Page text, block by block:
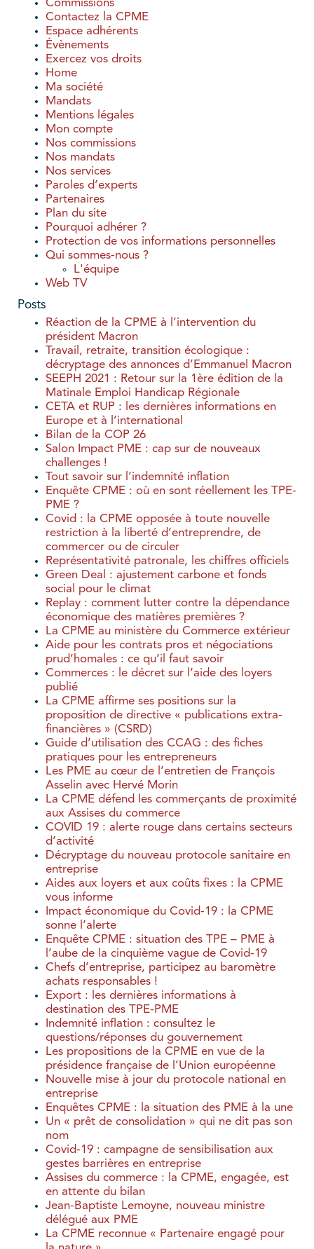
Commissions
Contactez la CPME
Espace adhérents
Évènements
Exercez vos droits
Home
Ma société
Mandats
Mentions légales
Mon compte
Nos commissions
Nos mandats
Nos services
Paroles d’experts
Partenaires
Plan du site
Pourquoi adhérer ?
Protection de vos informations personnelles
Qui sommes-nous ?
L'équipe
Web TV
Posts
Réaction de la CPME à l’intervention du
président Macron
Travail, retraite, transition écologique :
décryptage des annonces d’Emmanuel Macron
SEEPH 2021 : Retour sur la 1ère édition de la
Matinale Emploi Handicap Régionale
CETA et RUP : les dernières informations en
Europe et à l’international
Bilan de la COP 26
Salon Impact PME : cap sur de nouveaux
challenges !
Tout savoir sur l’indemnité inflation
Enquête CPME : où en sont réellement les TPE-
PME ?
Covid : la CPME opposée à toute nouvelle
restriction à la liberté d’entreprendre, de
commercer ou de circuler
Représentativité patronale, les chiffres officiels
Green Deal : ajustement carbone et fonds
social pour le climat
Replay : comment lutter contre la dépendance
économique des matières premières ?
La CPME au ministère du Commerce extérieur
Aide pour les contrats pros et négociations
prud’homales : ce qu’il faut savoir
Commerces : le décret sur l’aide des loyers
publié
La CPME affirme ses positions sur la
proposition de directive « publications extra-
financières » (CSRD)
Guide d’utilisation des CCAG : des fiches
pratiques pour les entrepreneurs
Les PME au cœur de l’entretien de François
Asselin avec Hervé Morin
La CPME défend les commerçants de proximité
aux Assises du commerce
COVID 19 : alerte rouge dans certains secteurs
d’activité
Décryptage du nouveau protocole sanitaire en
entreprise
Aides aux loyers et aux coûts fixes : la CPME
vous informe
Impact économique du Covid-19 : la CPME
sonne l’alerte
Enquête CPME : situation des TPE – PME à
l’aube de la cinquième vague de Covid-19
Chefs d’entreprise, participez au baromètre
achats responsables !
Export : les dernières informations à
destination des TPE-PME
Indemnité inflation : consultez le
questions/réponses du gouvernement
Les propositions de la CPME en vue de la
présidence française de l’Union européenne
Nouvelle mise à jour du protocole national en
entreprise
Enquêtes CPME : la situation des PME à la une
Un « prêt de consolidation » qui ne dit pas son
nom
Covid-19 : campagne de sensibilisation aux
gestes barrières en entreprise
Assises du commerce : la CPME, engagée, est
en attente du bilan
Jean-Baptiste Lemoyne, nouveau ministre
délégué aux PME
La CPME reconnue « Partenaire engagé pour